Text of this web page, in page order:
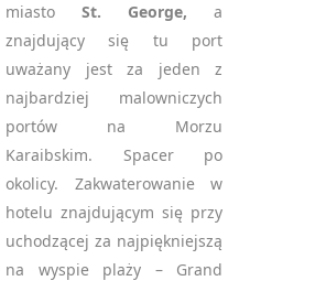
miasto St. George, a
znajdujący się tu
port
uważany jest za jeden z
najbardziej malowniczych
portów na Morzu
Karaibskim. Spacer po
okolicy. Zakwaterowanie w
hotelu znajdującym się przy
uchodzącej za najpiękniejszą
na wyspie plaży – Grand